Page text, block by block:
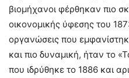
βιομήχανοι φέρθηκαν πιο
οικονομικής ύφεσης του
οργανώσεις που
και πιο δυναμική, ήταν το
που ιδρύθηκε το 1886 και